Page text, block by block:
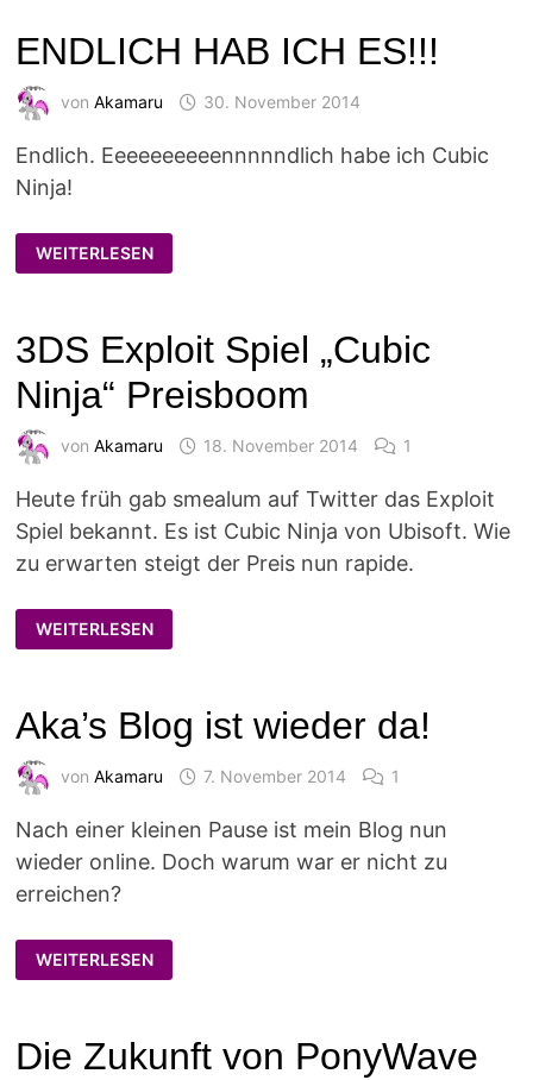
ENDLICH HAB ICH ES!!!
von Akamaru 30. November 2014
Endlich. Eeeeeeeeeennnnndlich habe ich Cubic
Ninja!
ENDLICH
HAB
ICH
WEITERLESEN
3DS Exploit Spiel „Cubic
Ninja“ Preisboom
von Akamaru 18. November 2014 1
Heute früh gab smealum auf Twitter das Exploit
Spiel bekannt. Es ist Cubic Ninja von Ubisoft. Wie
zu erwarten steigt der Preis nun rapide.
3DS
EXPLOIT
SPIEL
WEITERLESEN
Aka’s Blog ist wieder da!
von Akamaru 7. November 2014 1
Nach einer kleinen Pause ist mein Blog nun
wieder online. Doch warum war er nicht zu
erreichen?
AKA’S
BLOG
IST
WEITERLESEN
Die Zukunft von PonyWave